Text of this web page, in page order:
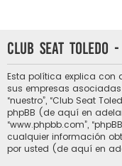
Club Seat Toledo
Esta política explica con
sus empresas asociadas
“nuestro”, “Club Seat
phpBB (de aquí en
“www.phpbb.com”,
cualquier información
por usted (de aquí en